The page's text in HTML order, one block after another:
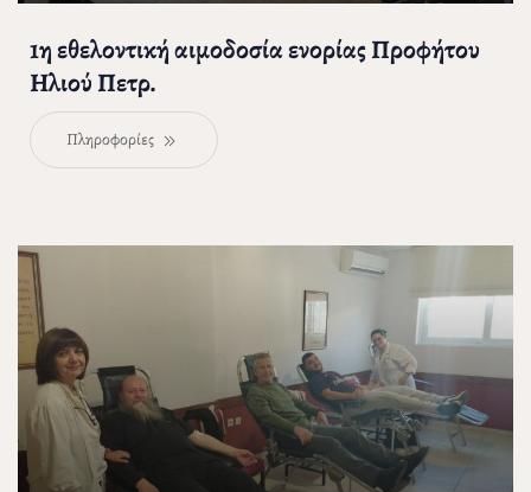
1η εθελοντική αιμοδοσία ενορίας Προφήτου
Ηλιού Πετρ.
Πληροφορίες